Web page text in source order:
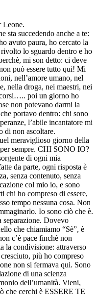
Leone.
sta succedendo anche a te:
avuto paura, ho cercato la
lo sguardo dentro e ho
mi son detto: ci deve
può essere tutto qui! Mi
nell’amore umano, nel
nella droga, nei maestri, nei
poi un giorno ho
non potevano darmi la
portavo dentro: chi sono
l’abile incantatore mi
di non ascoltare.
meraviglioso giorno della
sempre. CHI SONO IO?
di ogni mia
da parte, ogni risposta è
senza contenuto, senza
col mio io, e sono
chi ho compreso di essere,
tempo nessuna cosa. Non
Io sono ciò che è.
separazione. Dovevo
che chiamiamo “Sè”, è
c’è pace finchè non
la condivisione: attraverso
più ho compreso
non si fermava qui. Sono
di una scienza
dell’umanità. Vieni,
che cerchi è ESSERE TE